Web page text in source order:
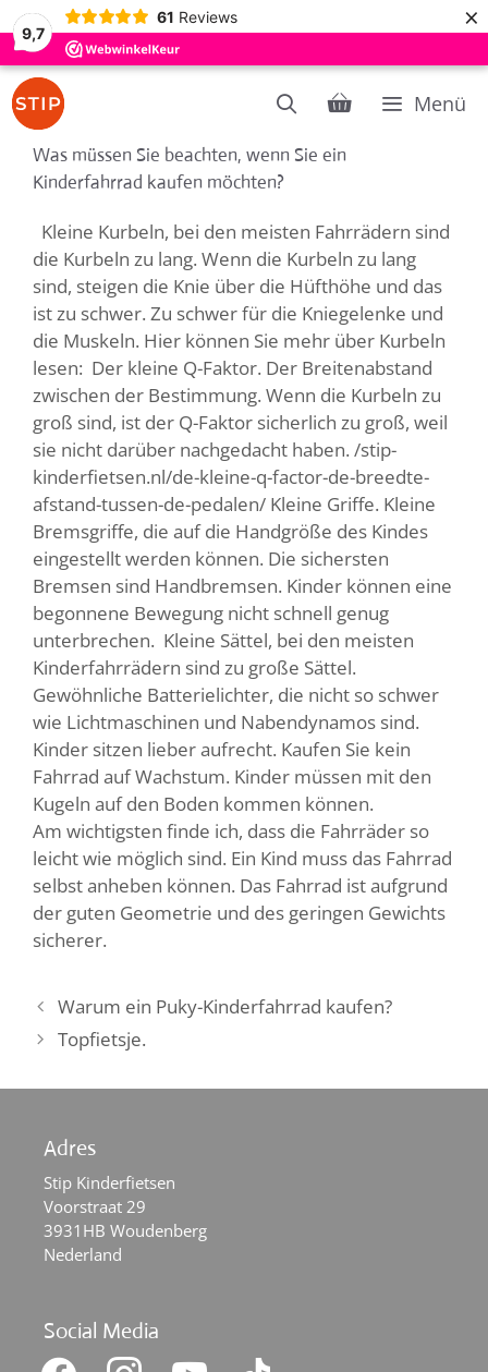
9,7
61 Reviews ×
Zum
Inhalt
springen
Menü
Was müssen Sie beachten, wenn Sie ein
Kinderfahrrad kaufen möchten?
Kleine Kurbeln, bei den meisten Fahrrädern sind
die Kurbeln zu lang. Wenn die Kurbeln zu lang
sind, steigen die Knie über die Hüfthöhe und das
ist zu schwer. Zu schwer für die Kniegelenke und
die Muskeln. Hier können Sie mehr über Kurbeln
lesen: Der kleine Q-Faktor. Der Breitenabstand
zwischen der Bestimmung. Wenn die Kurbeln zu
groß sind, ist der Q-Faktor sicherlich zu groß, weil
sie nicht darüber nachgedacht haben. /stip-
kinderfietsen.nl/de-kleine-q-factor-de-breedte-
afstand-tussen-de-pedalen/ Kleine Griffe. Kleine
Bremsgriffe, die auf die Handgröße des Kindes
eingestellt werden können. Die sichersten
Bremsen sind Handbremsen. Kinder können eine
begonnene Bewegung nicht schnell genug
unterbrechen. Kleine Sättel, bei den meisten
Kinderfahrrädern sind zu große Sättel.
Gewöhnliche Batterielichter, die nicht so schwer
wie Lichtmaschinen und Nabendynamos sind.
Kinder sitzen lieber aufrecht. Kaufen Sie kein
Fahrrad auf Wachstum. Kinder müssen mit den
Kugeln auf den Boden kommen können.
Am wichtigsten finde ich, dass die Fahrräder so
leicht wie möglich sind. Ein Kind muss das Fahrrad
selbst anheben können. Das Fahrrad ist aufgrund
der guten Geometrie und des geringen Gewichts
sicherer.
Warum ein Puky-Kinderfahrrad kaufen?
Topfietsje.
Adres
Stip Kinderfietsen
Voorstraat 29
3931HB Woudenberg
Nederland
Social Media
facebook instagram youtube tiktok